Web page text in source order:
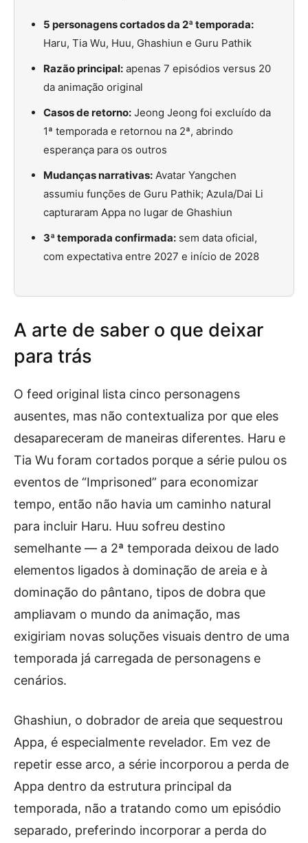
5 personagens cortados da 2ª temporada:
Haru, Tia Wu, Huu, Ghashiun e Guru Pathik
Razão principal:apenas 7 episódios versus 20
da animação original
Casos de retorno:Jeong Jeong foi excluído da
1ª temporada e retornou na 2ª, abrindo
esperança para os outros
Mudanças narrativas:Avatar Yangchen
assumiu funções de Guru Pathik; Azula/Dai Li
capturaram Appa no lugar de Ghashiun
3ª temporada confirmada:sem data oficial,
com expectativa entre 2027 e início de 2028
A arte de saber o que deixar
para trás
O feed original lista cinco personagens
ausentes, mas não contextualiza por que eles
desapareceram de maneiras diferentes. Haru e
Tia Wu foram cortados porque a série pulou os
eventos de “Imprisoned” para economizar
tempo, então não havia um caminho natural
para incluir Haru. Huu sofreu destino
semelhante — a 2ª temporada deixou de lado
elementos ligados à dominação de areia e à
dominação do pântano, tipos de dobra que
ampliavam o mundo da animação, mas
exigiriam novas soluções visuais dentro de uma
temporada já carregada de personagens e
cenários.
Ghashiun, o dobrador de areia que sequestrou
Appa, é especialmente revelador. Em vez de
repetir esse arco, a série incorporou a perda de
Appa dentro da estrutura principal da
temporada, não a tratando como um episódio
separado, preferindo incorporar a perda do